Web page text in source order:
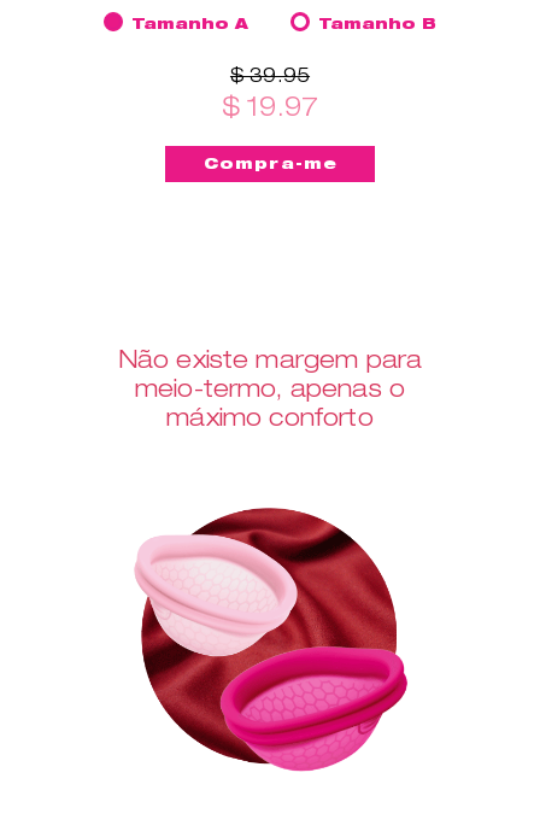
Tamanho A Tamanho B
$ 39.95
$ 19.97
Não existe margem para
meio-termo, apenas o
máximo conforto